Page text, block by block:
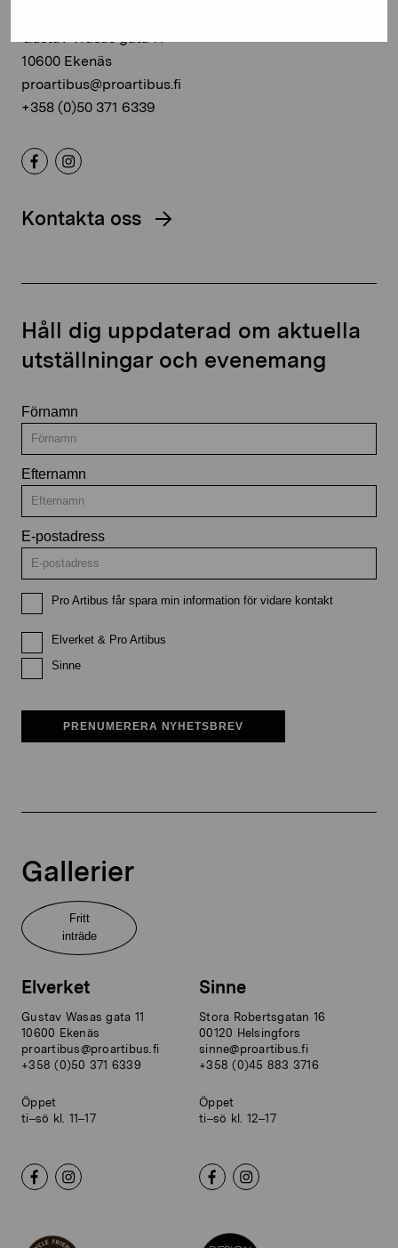
Gustav Wasas gata 11
10600 Ekenäs
proartibus@proartibus.fi
+358 (0)50 371 6339
Kontakta oss
Håll dig uppdaterad om aktuella
utställningar och evenemang
Förnamn
Efternamn
E-postadress
Pro Artibus får spara min information för vidare kontakt
Elverket & Pro Artibus
Sinne
PRENUMERERA NYHETSBREV
Gallerier
Fritt
inträde
Elverket
Gustav Wasas gata 11
10600 Ekenäs
proartibus@proartibus.fi
+358 (0)50 371 6339
Öppet
ti–sö kl. 11–17
Sinne
Stora Robertsgatan 16
00120 Helsingfors
sinne@proartibus.fi
+358 (0)45 883 3716
Öppet
ti–sö kl. 12–17